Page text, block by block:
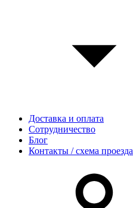
Доставка и оплата
Сотрудничество
Блог
Контакты / схема проезда